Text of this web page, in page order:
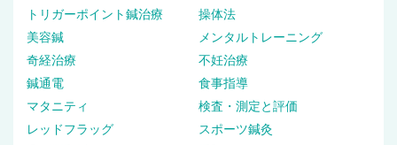
トリガーポイント鍼治療
操体法
美容鍼
メンタルトレーニング
奇経治療
不妊治療
鍼通電
食事指導
マタニティ
検査・測定と評価
レッドフラッグ
スポーツ鍼灸